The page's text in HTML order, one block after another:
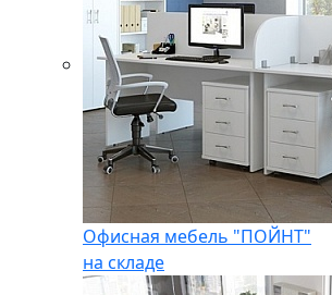
Офисная мебель "ПОЙНТ"
на складе